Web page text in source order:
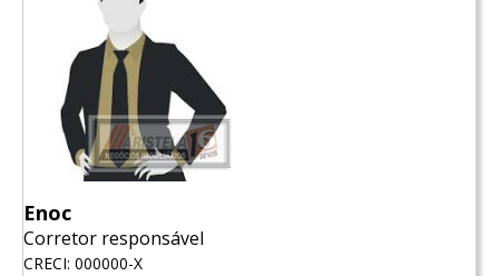
Enoc
Corretor responsável
CRECI: 000000-X